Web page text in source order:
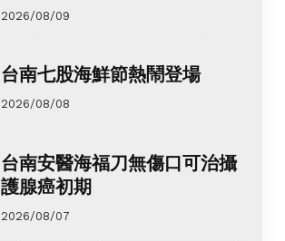
2026/08/09
台南七股海鮮節熱鬧登場
2026/08/08
台南安醫海福刀無傷口可治攝
護腺癌初期
2026/08/07